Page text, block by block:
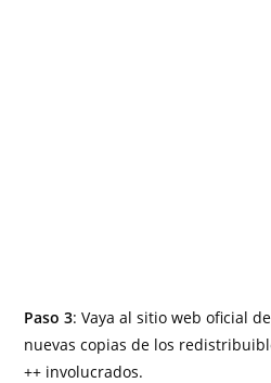
Paso 3: Vaya al sitio web oficial
nuevas copias de los
++ involucrados.